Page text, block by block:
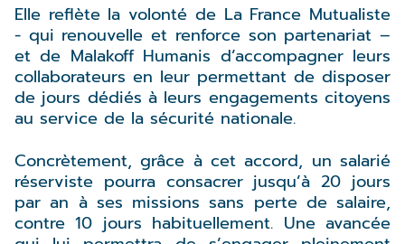
Elle reflète la volonté de La France Mutualiste
- qui renouvelle et renforce son partenariat –
et de Malakoff Humanis d’accompagner leurs
collaborateurs en leur permettant de disposer
de jours dédiés à leurs engagements citoyens
au service de la sécurité nationale.
Concrètement, grâce à cet accord, un salarié
réserviste pourra consacrer jusqu’à 20 jours
par an à ses missions sans perte de salaire,
contre 10 jours habituellement. Une avancée